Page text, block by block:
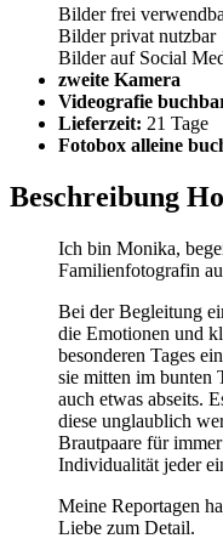
Bilder frei
Bilder privat nutzbar
Bilder auf Social
zweite Kamera
Videografie
Lieferzeit: 21 Tage
Fotobox alleine
Beschreibung
Ich bin Monika,
Familienfotografin
Bei der Begleitung
die Emotionen und
besonderen Tages
sie mitten im bunten
auch etwas abseits.
diese unglaublich
Brautpaare für
Individualität jeder
Meine Reportagen
Liebe zum Detail.